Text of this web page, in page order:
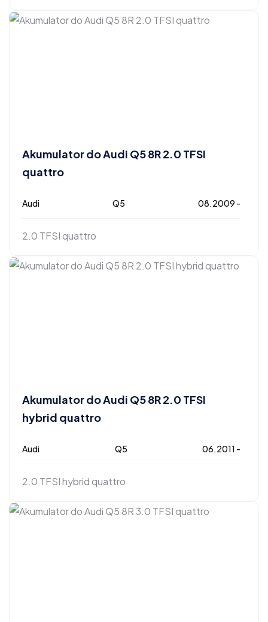
Akumulator do Audi Q5 8R 2.0 TFSI
quattro
Audi Q5 08.2009 -
2.0 TFSI quattro
Akumulator do Audi Q5 8R 2.0 TFSI
hybrid quattro
Audi Q5 06.2011 -
2.0 TFSI hybrid quattro